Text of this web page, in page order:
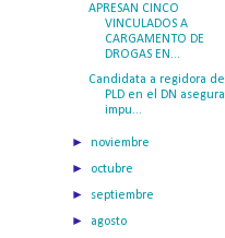
APRESAN CINCO
VINCULADOS A
CARGAMENTO DE
DROGAS EN...
Candidata a regidora del
PLD en el DN asegura
impu...
►noviembre
► octubre
► septiembre
► agosto